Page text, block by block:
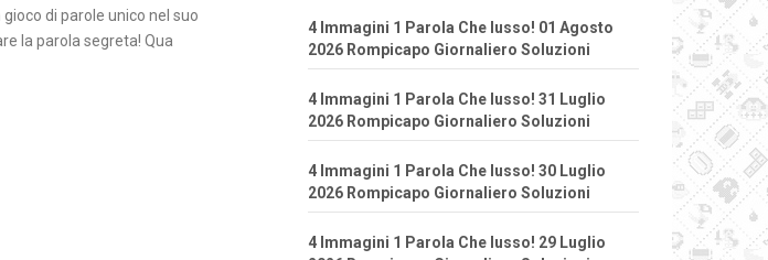
di parole unico nel suo
la parola segreta! Qua
4 Immagini 1 Parola Che lusso! 01 Agosto
2026 Rompicapo Giornaliero Soluzioni
4 Immagini 1 Parola Che lusso! 31 Luglio
2026 Rompicapo Giornaliero Soluzioni
4 Immagini 1 Parola Che lusso! 30 Luglio
2026 Rompicapo Giornaliero Soluzioni
4 Immagini 1 Parola Che lusso! 29 Luglio